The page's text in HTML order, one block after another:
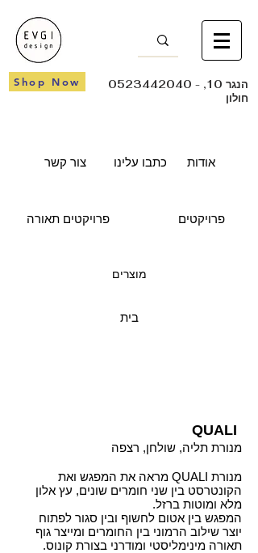
Shop Now 0523442040 - הנגר 10,
חולון
צור קשר כתבו עלינו
פרויקטים תאורה
אודות
פרויקטים
מוצרים
בית
מנורת תליה, שולחן, רצפה
מנורת QUALI מראה את המפגש ואת
הקונטרסט בין שני חומרים שונים, עץ אלון
מלא ומוטות ברזל.
המפגש בין אטום לחשוף ובין סגור לפתוח
יוצר שילוב הרמוני בין החומרים ומייצר גוף
תאורה מינימליסטי ומודרני בצורת קונוס.
QUALI